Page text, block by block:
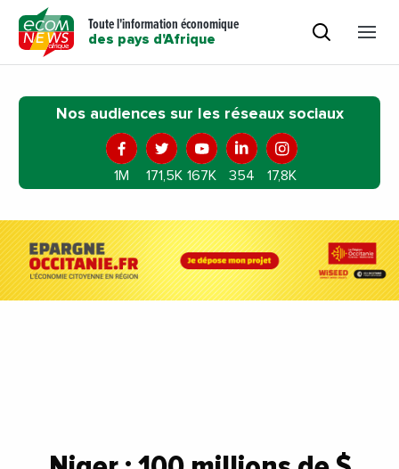
Toute l'information économique
des pays d'Afrique
Nos audiences sur les réseaux sociaux
1M 171,5K 167K 354 17,8K